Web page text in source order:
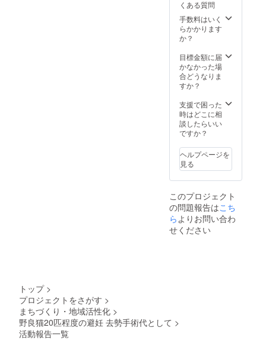
くある質問
手数料はいく
らかかります
か？
目標金額に届
かなかった場
合どうなりま
すか？
支援で困った
時はどこに相
談したらいい
ですか？
ヘルプページを
見る
このプロジェクト
の問題報告はこち
ら よりお問い合わ
せください
トップ >
プロジェクトをさがす >
まちづくり・地域活性化 >
野良猫20匹程度の避妊 去勢手術代として >
活動報告一覧